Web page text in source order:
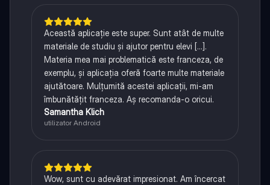
Această aplicație este super. Sunt atât de multe
materiale de studiu și ajutor pentru elevi [...].
Materia mea mai problematică este franceza, de
exemplu, și aplicația oferă foarte multe materiale
ajutătoare. Mulțumită acestei aplicații, mi-am
îmbunătățit franceza. Aș recomanda-o oricui.
Samantha Klich
utilizator Android
Wow, sunt cu adevărat impresionat. Am încercat